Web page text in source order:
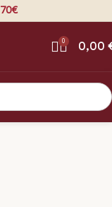
0 0,00